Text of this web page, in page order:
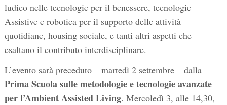
ludico nelle tecnologie per il benessere, tecnologie
Assistive e robotica per il supporto delle attività
quotidiane, housing sociale, e tanti altri aspetti che
esaltano il contributo interdisciplinare.
L’evento sarà preceduto – martedì 2 settembre – dalla
Prima Scuola sulle metodologie e tecnologie avanzate
per l’Ambient Assisted Living. Mercoledì 3, alle 14,30,